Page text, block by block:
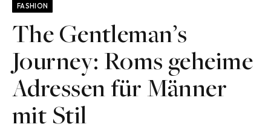
FASHION
The Gentleman’s
Journey: Roms geheime
Adressen für Männer
mit Stil